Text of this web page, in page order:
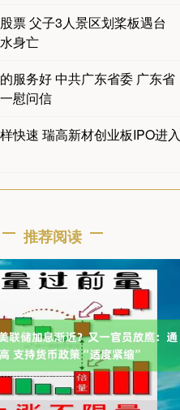
票 父子3人景区划桨板遇台
身亡
服务好 ​中共广东省委 广东省
慰问信
快速 瑞高新材创业板IPO进入
推荐阅读